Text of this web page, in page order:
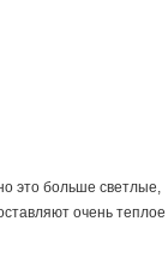
это больше светлые,
очень теплое